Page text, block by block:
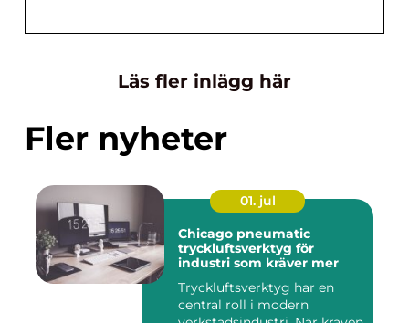
Läs fler inlägg här
Fler nyheter
01. jul
Chicago pneumatic
tryckluftsverktyg för
industri som kräver mer
Tryckluftsverktyg har en
central roll i modern